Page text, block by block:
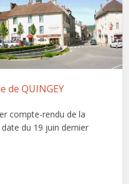
de QUINGEY
compte-rendu de la
du 19 juin dernier